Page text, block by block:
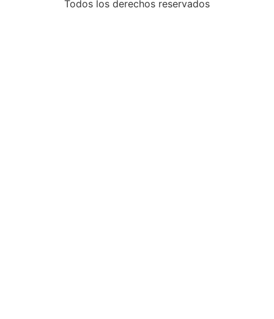
Todos los derechos reservados